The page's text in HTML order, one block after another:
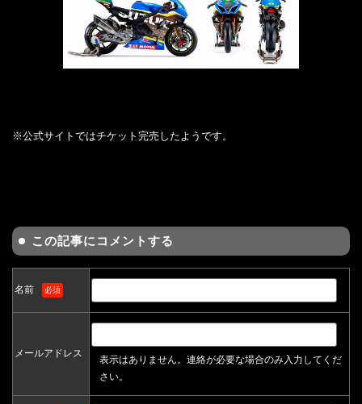
※公式サイトではチケット完売したようです。
この記事にコメントする
名前 必須
メールアドレス
表示はありません。連絡が必要な場合のみ入力してくだ
さい。